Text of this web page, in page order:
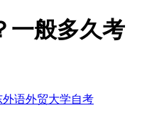
一般多久考
外语外贸大学自考